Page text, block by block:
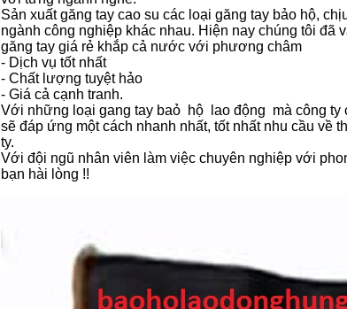
Sản xuất găng tay cao su các loại găng tay bảo hộ,
ngành công nghiệp khác nhau. Hiện nay chúng tôi đã
găng tay giá rẻ khắp cả nước với phương châm
- Dịch vụ tốt nhất
- Chất lượng tuyệt hảo
- Giá cả cạnh tranh.
Với những loại gang tay baỏ hộ lao động mà công ty
sẽ đáp ứng một cách nhanh nhất, tốt nhất nhu cầu về
ty.
Với đội ngũ nhân viên làm việc chuyên nghiệp với
bạn hài lòng !!
GỜ GIẢM TỐC BẰNG THÉP ĐÚC
BIỂN BÁO CÔNG TRƯỜNG